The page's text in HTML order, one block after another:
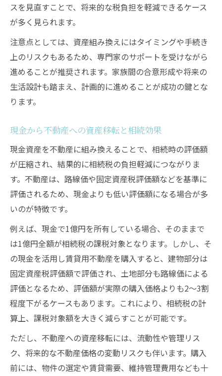
スを見直すことで、将来的な税負担を軽減できるケース
が多く見られます。
注意点としては、資産組み換えにはタイミングや手続き
上のリスクもあるため、専門家のサポートを受けながら
進めることが推奨されます。家族間の合意形成や将来の
生活設計も踏まえ、計画的に進めることが成功の鍵とな
ります。
現金から不動産への資産移転と相続効果
現金資産を不動産に組み換えることで、相続時の評価額
が圧縮され、結果的に相続税の負担軽減につながりま
す。不動産は、路線価や固定資産税評価額などを基準に
評価されるため、現金よりも低い評価額になる場合が多
いのが特徴です。
例えば、現金で1億円を所有している場合、そのままで
は1億円全額が相続税の課税対象となります。しかし、そ
の現金を活用し賃貸用不動産を購入すると、建物部分は
固定資産税評価額で評価され、土地部分も路線価による
評価となるため、評価額が実際の購入価格よりも2～3割
程度下がるケースもあります。これにより、相続税の計
算上、課税対象額を大きく減らすことが可能です。
ただし、不動産への資産移転には、流動性や管理リス
ク、将来的な不動産価格の変動リスクも伴います。購入
前には、物件の選定や賃貸需要、維持管理費用なども十